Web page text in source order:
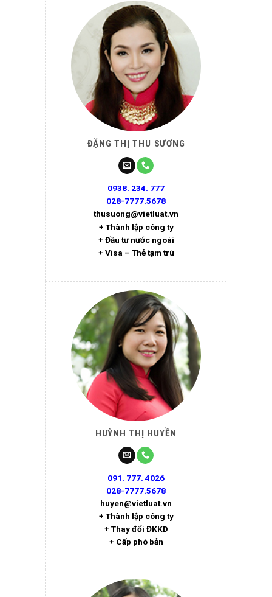
ĐẶNG THỊ THU SƯƠNG
0938. 234. 777
028-7777.5678
thusuong@vietluat.vn
+ Thành lập công ty
+ Đầu tư nước ngoài
+ Visa – Thẻ tạm trú
HUỲNH THỊ HUYỀN
091. 777. 4026
028-7777.5678
huyen@vietluat.vn
+ Thành lập công ty
+ Thay đổi ĐKKD
+ Cấp phó bản